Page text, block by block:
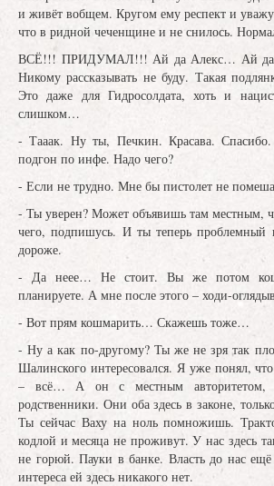
и живёт вобщем. Кругом ему респект и
что в ридной чеченщине и не снилось.
ВСЁ!!! ПРИДУМАЛ!!! Ай да Алекс… Ай
Никому рассказывать не буду. Такая
Это даже для Гидросолдата, хоть и
слишком…
- Тааак. Ну ты, Печкин. Красава.
подгон по инфе. Надо чего?
- Если не трудно. Мне бы пистолет не
- Ты уверен? Может объявишь там местным,
чего, подпишусь. И ты теперь проблемный
дороже.
- Да неее… Не стоит. Вы же потом
планируете. А мне после этого – ходи-
- Вот прям кошмарить… Скажешь тоже…
- Ну а как по-другому? Ты же не зря так
Шалинского интересовался. Я уже понял,
– всё… А он с местным
родственники. Они оба здесь в законе,
Ты сейчас Ваху на ноль помножишь.
кодлой и месяца не проживут. У нас здесь
не горюй. Пауки в банке. Власть до нас
интереса ей здесь никакого нет.